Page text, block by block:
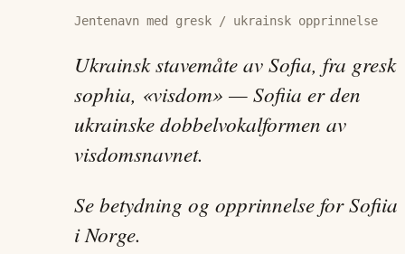
Jentenavn med gresk / ukrainsk opprinnelse
Ukrainsk stavemåte av Sofia, fra gresk
sophia, «visdom» — Sofiia er den
ukrainske dobbelvokalformen av
visdomsnavnet.
Se betydning og opprinnelse for Sofiia
i Norge.